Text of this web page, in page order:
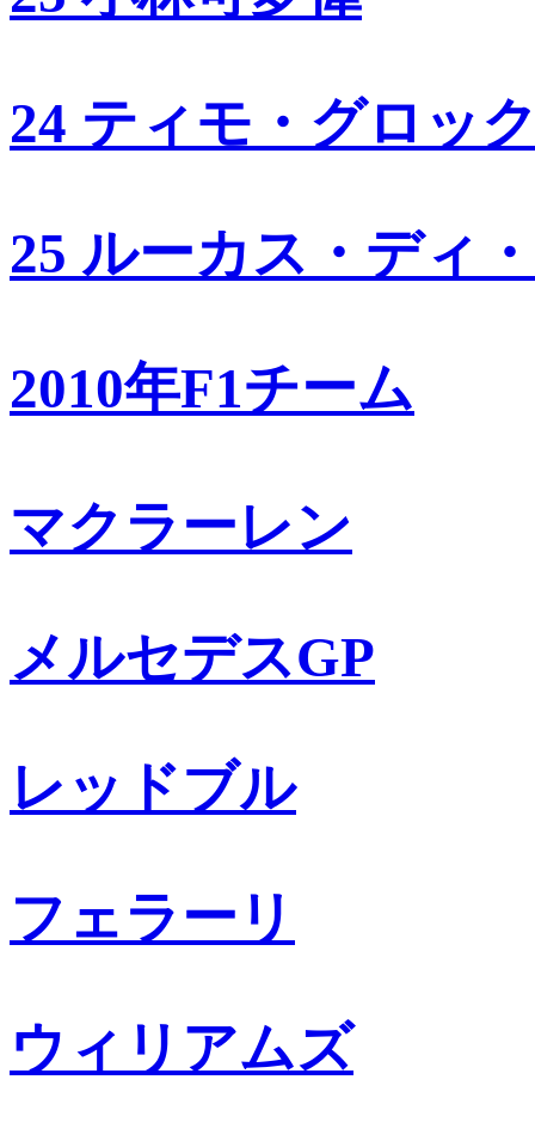
24 ティモ・グロッ
25 ルーカス・ディ
2010年F1チーム
マクラーレン
メルセデスGP
レッドブル
フェラーリ
ウィリアムズ